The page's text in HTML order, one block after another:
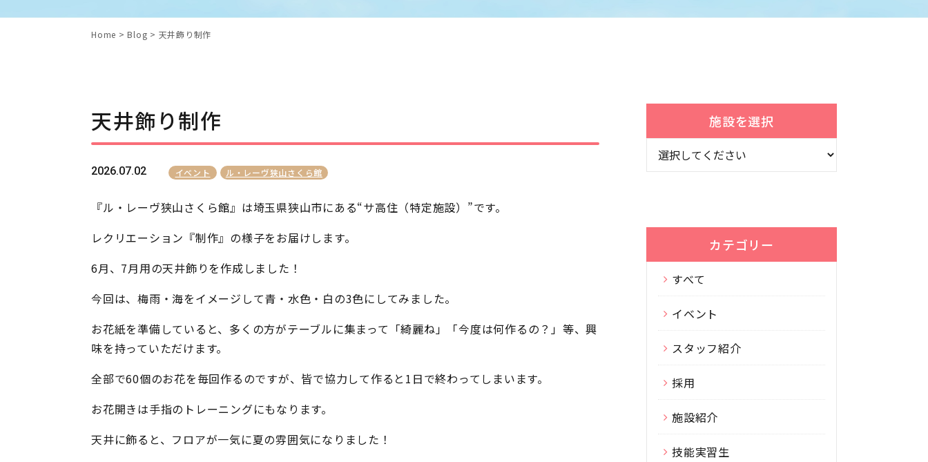
Home > Blog > 天井飾り制作
天井飾り制作
2026.07.02 イベント ル・レーヴ狭山さくら館
『ル・レーヴ狭山さくら館』は埼玉県狭山市にある“サ高住（特定施設）”です。
レクリエーション『制作』の様子をお届けします。
6月、7月用の天井飾りを作成しました！
今回は、梅雨・海をイメージして青・水色・白の3色にしてみました。
お花紙を準備していると、多くの方がテーブルに集まって「綺麗ね」「今度は何作るの？」等、興
味を持っていただけます。
全部で60個のお花を毎回作るのですが、皆で協力して作ると1日で終わってしまいます。
お花開きは手指のトレーニングにもなります。
天井に飾ると、フロアが一気に夏の雰囲気になりました！
施設を選択
カテゴリー
すべて
イベント
スタッフ紹介
採用
施設紹介
技能実習生